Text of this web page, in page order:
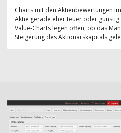
Charts mit den Aktienbewertungen
Aktie gerade eher teuer oder
Value-Charts legen offen, ob das
Steigerung des Aktionärskapitals